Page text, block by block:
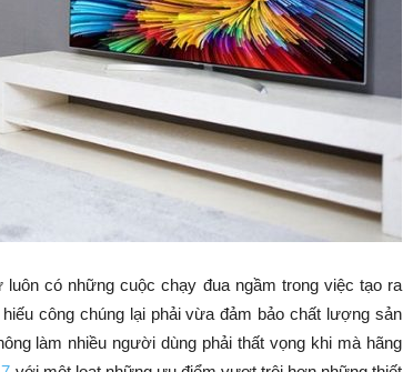
luôn có những cuộc chạy đua ngầm trong việc tạo ra
công chúng lại phải vừa đảm bảo chất lượng sản
làm nhiều người dùng phải thất vọng khi mà hãng